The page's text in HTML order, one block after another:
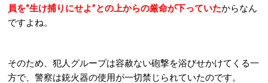
員を“生け捕りにせよ”との上からの厳命が下っていたからなん
ですよね。
そのため、犯人グループは容赦ない砲撃を浴びせかけてくる一
方で、警察は銃火器の使用が一切禁じられていたのです。